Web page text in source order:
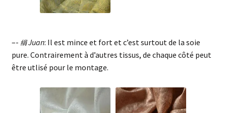
–- 绢Juan: Il est mince et fort et c’est surtout de la soie
pure. Contrairement à d’autres tissus, de chaque côté peut
être utlisé pour le montage.